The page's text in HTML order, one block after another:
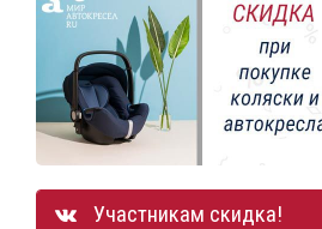
Участникам скидка!